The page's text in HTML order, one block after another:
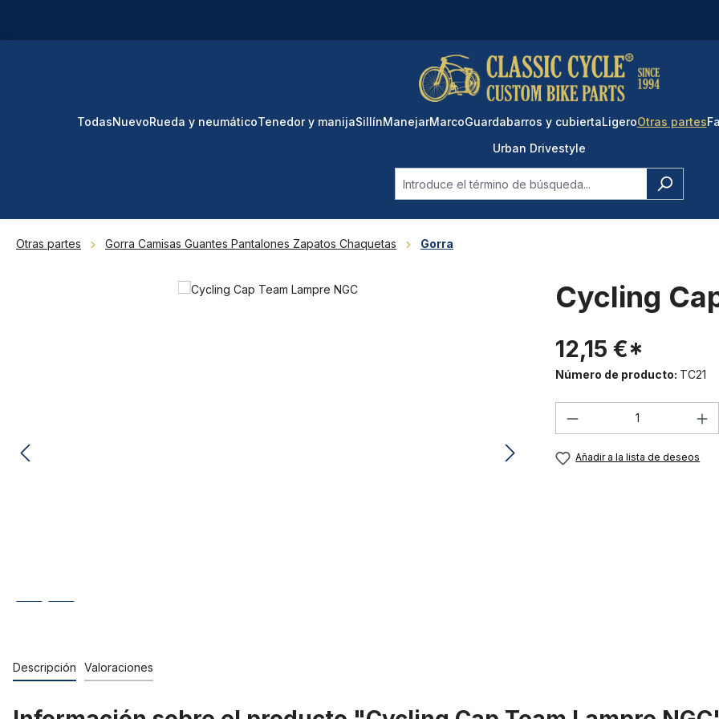
TodasNuevoRueda y neumáticoTenedor y manijaSillínManejarMarcoGuardabarros y cubiertaLigeroOtras partes
Urban Drivestyle
Otras partes Gorra Camisas Guantes Pantalones Zapatos Chaquetas Gorra
Cycling
12,15 €*
Número de producto: TC21
Cantidad del
Añadir a la lista de deseos
Descripción Valoraciones